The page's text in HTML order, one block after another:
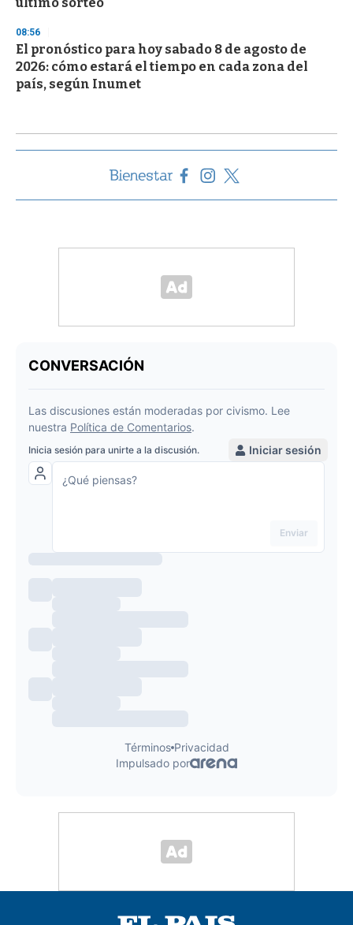
último sorteo
08:56
El pronóstico para hoy sabado 8 de agosto de
2026: cómo estará el tiempo en cada zona del
país, según Inumet